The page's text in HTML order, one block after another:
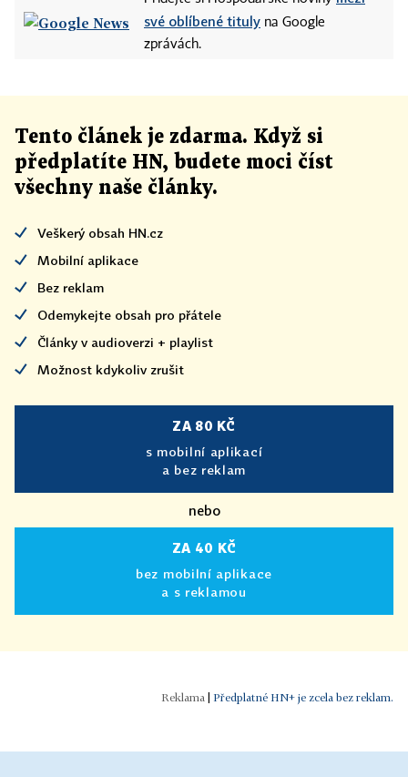
své oblíbené tituly na Google
zprávách.
Tento článek je zdarma. Když si
předplatíte HN, budete moci číst
všechny naše články.
Veškerý obsah HN.cz
Mobilní aplikace
Bez reklam
Odemykejte obsah pro přátele
Články v audioverzi + playlist
Možnost kdykoliv zrušit
ZA 80 KČ
s mobilní aplikací
a bez reklam
nebo
ZA 40 KČ
bez mobilní aplikace
a s reklamou
Předplatné HN+ je zcela bez reklam.